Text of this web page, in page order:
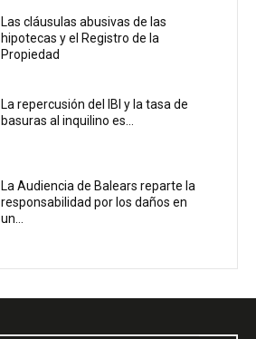
Las cláusulas abusivas de las
hipotecas y el Registro de la
Propiedad
La repercusión del IBI y la tasa de
basuras al inquilino es...
La Audiencia de Balears reparte la
responsabilidad por los daños en
un...